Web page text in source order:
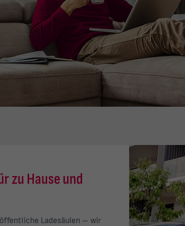
zu Hause und
Ladesäulen – wir